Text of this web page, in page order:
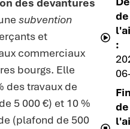
subvention
et
commerciaux
bourgs. Elle
des travaux de
5 000 €) et 10 %
(plafond de 500
de
:
de